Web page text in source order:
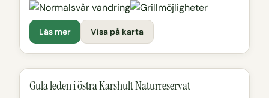
Läs mer Visa på karta
Gula leden i östra Karshult Naturreservat